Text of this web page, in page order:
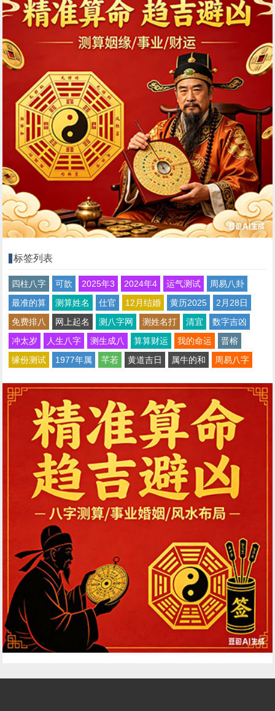
标签列表
四柱八字 可歆 2025年3 2024年4 运气测试
周易八卦
最准的算
测算姓名 仕官 12月结婚 黄历2025
2月28日
免费排八
网上起名 测八字网 测姓名打 清宜
数字吉凶
冲太岁
人生八字 测生成八 算算财运 我的命运
晋榕
缘份测试
1977年属 芊若 黄道吉日 属牛的和 周易八字